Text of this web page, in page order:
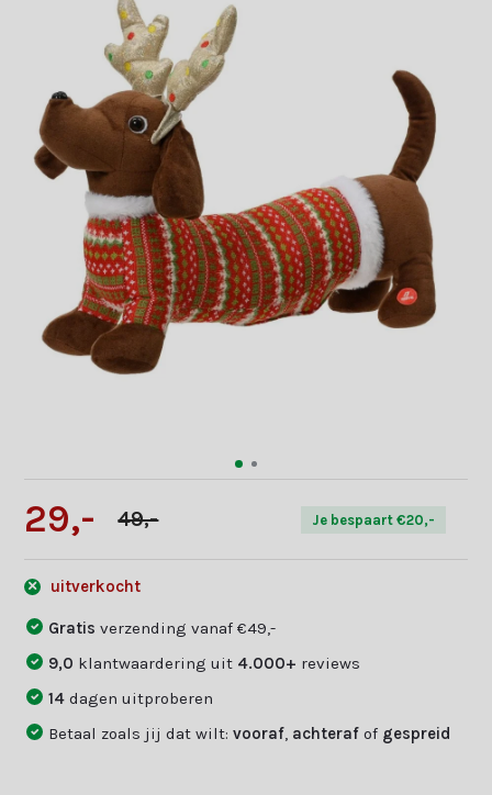
29,- 49,- Je bespaart €20,-
uitverkocht
Gratisverzending vanaf €49,-
9,0 klantwaardering uit 4.000+ reviews
14dagen uitproberen
Betaal zoals jij dat wilt:vooraf achteraf of gespreid